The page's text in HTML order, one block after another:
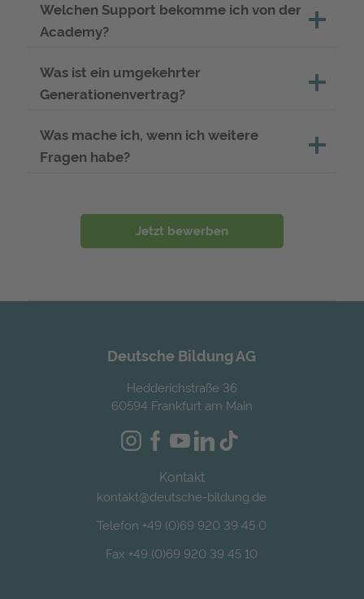
Welchen Support bekomme ich von der
Academy?
Was ist ein umgekehrter
Generationenvertrag?
Was mache ich, wenn ich weitere
Fragen habe?
Jetzt bewerben
Deutsche Bildung AG
Hedderichstraße 36
60594 Frankfurt am Main
Kontakt
kontakt@deutsche-bildung.de
Telefon +49 (0)69 920 39 45 0
Fax +49 (0)69 920 39 45 10